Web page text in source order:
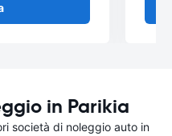
in Parikia
società di noleggio auto in